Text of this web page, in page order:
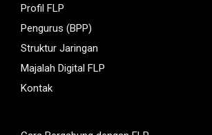
Profil FLP
Pengurus (BPP)
Struktur Jaringan
Majalah Digital FLP
Kontak